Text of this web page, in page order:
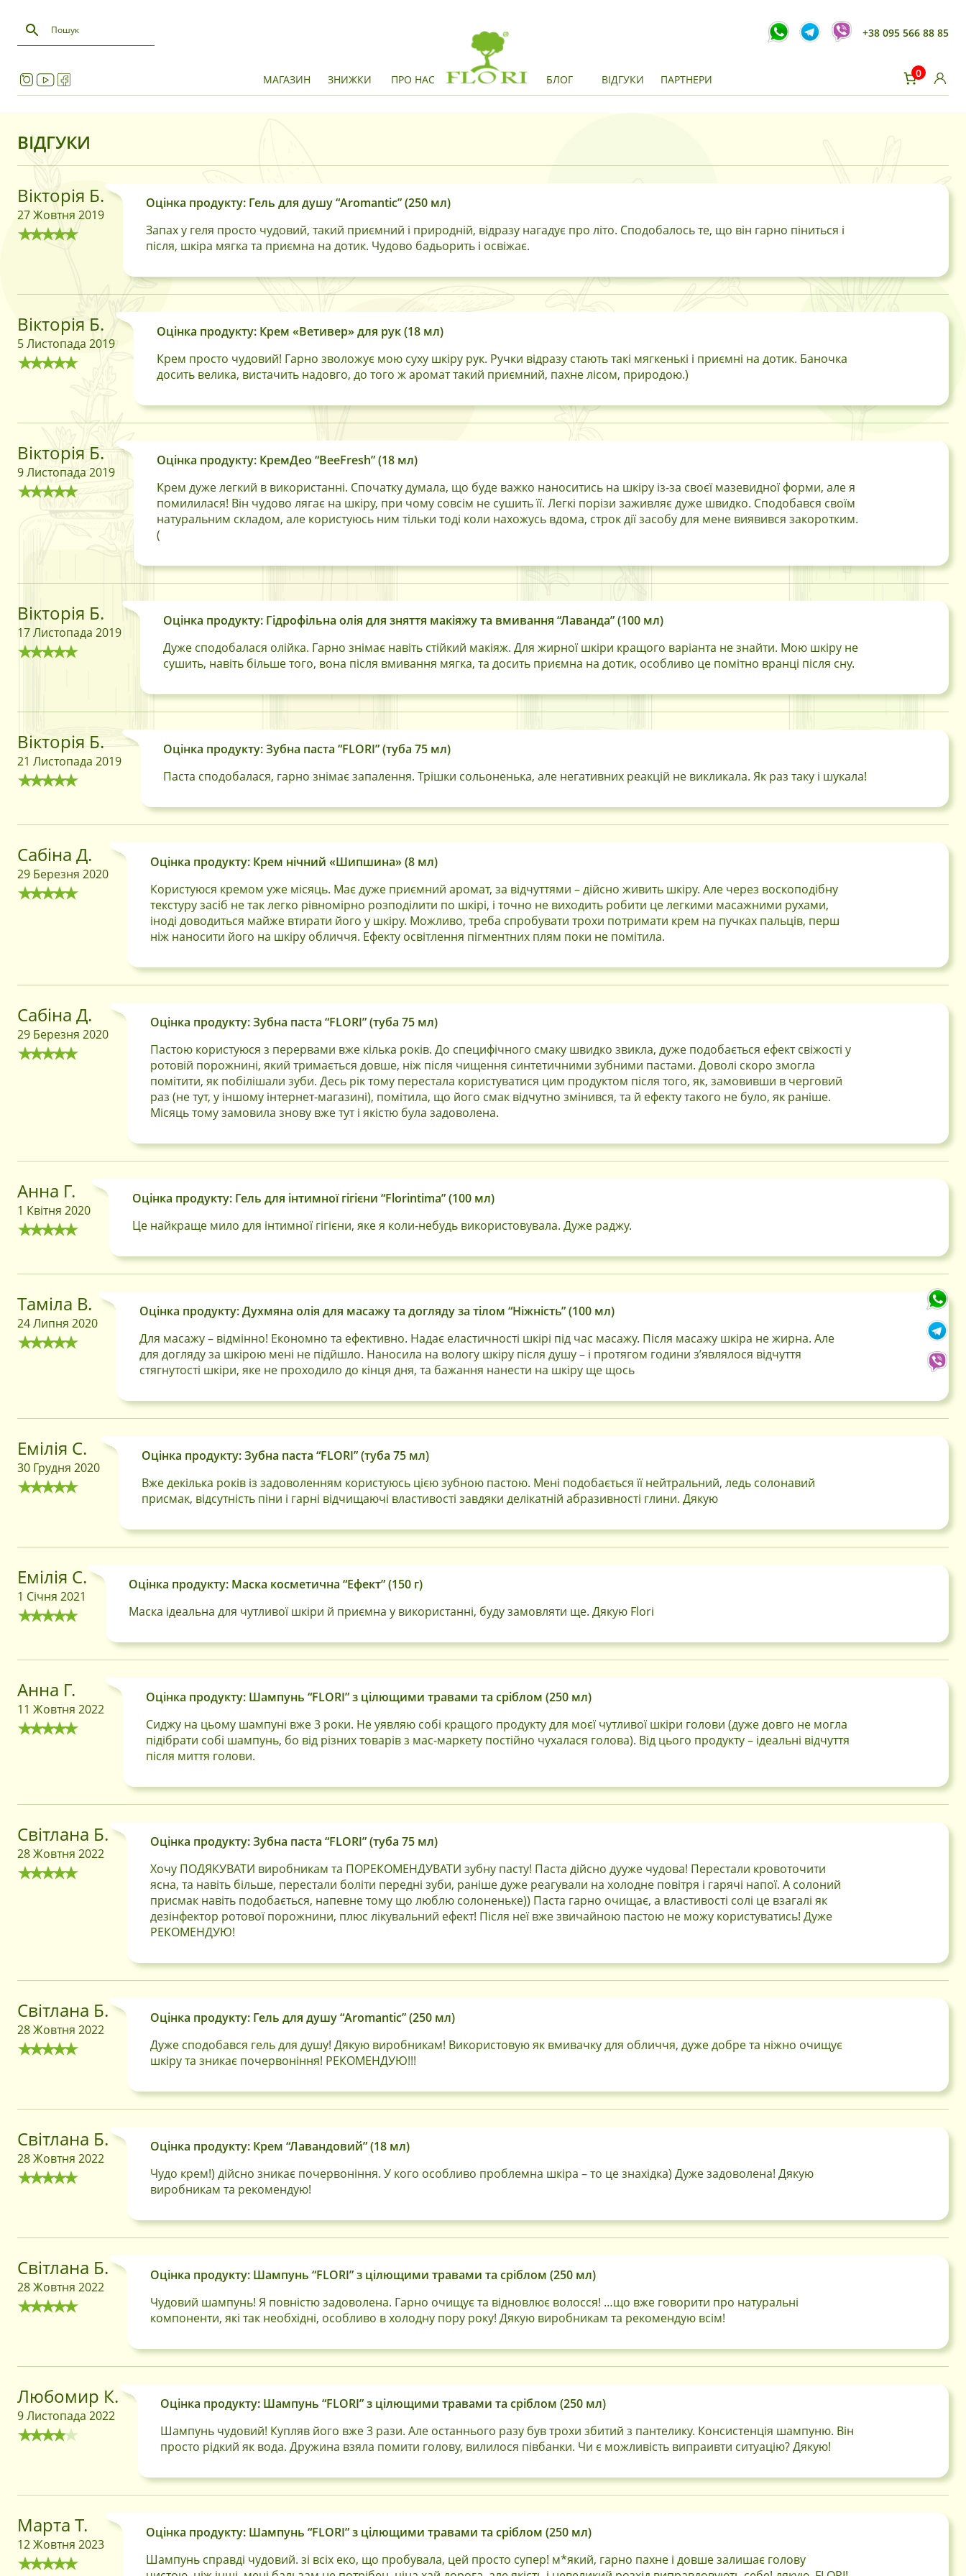
+38 095 566 88 85
МАГАЗИН ЗНИЖКИ ПРО НАС БЛОГ ВІДГУКИ ПАРТНЕРИ 0
ВІДГУКИ
Вікторія Б.
27 Жовтня 2019
Оцінка продукту: Гель для душу “Aromantic” (250 мл)
Запах у геля просто чудовий, такий приємний і природній, відразу нагадує про літо. Сподобалось те, що він гарно піниться і
після, шкіра мягка та приємна на дотик. Чудово бадьорить і освіжає.
Вікторія Б.
5 Листопада 2019
Оцінка продукту: Крем «Ветивер» для рук (18 мл)
Крем просто чудовий! Гарно зволожує мою суху шкіру рук. Ручки відразу стають такі мягкенькі і приємні на дотик. Баночка
досить велика, вистачить надовго, до того ж аромат такий приємний, пахне лісом, природою.)
Вікторія Б.
9 Листопада 2019
Оцінка продукту: КремДео “BeeFresh” (18 мл)
Крем дуже легкий в використанні. Спочатку думала, що буде важко наноситись на шкіру із-за своєї мазевидної форми, але я
помилилася! Він чудово лягає на шкіру, при чому совсім не сушить її. Легкі порізи заживляє дуже швидко. Сподобався своїм
натуральним складом, але користуюсь ним тільки тоді коли нахожусь вдома, строк дії засобу для мене виявився закоротким.
(
Вікторія Б.
17 Листопада 2019
Оцінка продукту: Гідрофільна олія для зняття макіяжу та вмивання “Лаванда” (100 мл)
Дуже сподобалася олійка. Гарно знімає навіть стійкий макіяж. Для жирної шкіри кращого варіанта не знайти. Мою шкіру не
сушить, навіть більше того, вона після вмивання мягка, та досить приємна на дотик, особливо це помітно вранці після сну.
Вікторія Б.
21 Листопада 2019
Оцінка продукту: Зубна паста “FLORI” (туба 75 мл)
Паста сподобалася, гарно знімає запалення. Трішки сольоненька, але негативних реакцій не викликала. Як раз таку і шукала!
Сабіна Д.
29 Березня 2020
Оцінка продукту: Крем нічний «Шипшина» (8 мл)
Користуюся кремом уже місяць. Має дуже приємний аромат, за відчуттями – дійсно живить шкіру. Але через воскоподібну
текстуру засіб не так легко рівномірно розподілити по шкірі, і точно не виходить робити це легкими масажними рухами,
іноді доводиться майже втирати його у шкіру. Можливо, треба спробувати трохи потримати крем на пучках пальців, перш
ніж наносити його на шкіру обличчя. Ефекту освітлення пігментних плям поки не помітила.
Сабіна Д.
29 Березня 2020
Оцінка продукту: Зубна паста “FLORI” (туба 75 мл)
Пастою користуюся з перервами вже кілька років. До специфічного смаку швидко звикла, дуже подобається ефект свіжості у
ротовій порожнині, який тримається довше, ніж після чищення синтетичними зубними пастами. Доволі скоро змогла
помітити, як побілішали зуби. Десь рік тому перестала користуватися цим продуктом після того, як, замовивши в черговий
раз (не тут, у іншому інтернет-магазині), помітила, що його смак відчутно змінився, та й ефекту такого не було, як раніше.
Місяць тому замовила знову вже тут і якістю була задоволена.
Анна Г.
1 Квітня 2020
Оцінка продукту: Гель для інтимної гігієни “Florintima” (100 мл)
Це найкраще мило для інтимної гігієни, яке я коли-небудь використовувала. Дуже раджу.
Таміла В.
24 Липня 2020
Оцінка продукту: Духмяна олія для масажу та догляду за тілом “Ніжність” (100 мл)
Для масажу – відмінно! Економно та ефективно. Надає еластичності шкірі під час масажу. Після масажу шкіра не жирна. Але
для догляду за шкірою мені не підйшло. Наносила на вологу шкіру після душу – і протягом години з’являлося відчуття
стягнутості шкіри, яке не проходило до кінця дня, та бажання нанести на шкіру ще щось
Емілія С.
30 Грудня 2020
Оцінка продукту: Зубна паста “FLORI” (туба 75 мл)
Вже декілька років із задоволенням користуюсь цією зубною пастою. Мені подобається її нейтральний, ледь солонавий
присмак, відсутність піни і гарні відчищаючі властивості завдяки делікатній абразивності глини. Дякую
Емілія С.
1 Січня 2021
Оцінка продукту: Маска косметична “Ефект” (150 г)
Маска ідеальна для чутливої шкіри й приємна у використанні, буду замовляти ще. Дякую Flori
Анна Г.
11 Жовтня 2022
Оцінка продукту: Шампунь “FLORI” з цілющими травами та сріблом (250 мл)
Сиджу на цьому шампуні вже 3 роки. Не уявляю собі кращого продукту для моєї чутливої шкіри голови (дуже довго не могла
підібрати собі шампунь, бо від різних товарів з мас-маркету постійно чухалася голова). Від цього продукту – ідеальні відчуття
після миття голови.
Світлана Б.
28 Жовтня 2022
Оцінка продукту: Зубна паста “FLORI” (туба 75 мл)
Хочу ПОДЯКУВАТИ виробникам та ПОРЕКОМЕНДУВАТИ зубну пасту! Паста дійсно дууже чудова! Перестали кровоточити
ясна, та навіть більше, перестали боліти передні зуби, раніше дуже реагували на холодне повітря і гарячі напої. А солоний
присмак навіть подобається, напевне тому що люблю солоненьке)) Паста гарно очищає, а властивості солі це взагалі як
дезінфектор ротової порожнини, плюс лікувальний ефект! Після неї вже звичайною пастою не можу користуватись! Дуже
РЕКОМЕНДУЮ!
Світлана Б.
28 Жовтня 2022
Оцінка продукту: Гель для душу “Aromantic” (250 мл)
Дуже сподобався гель для душу! Дякую виробникам! Використовую як вмивачку для обличчя, дуже добре та ніжно очищує
шкіру та зникає почервоніння! РЕКОМЕНДУЮ!!!
Світлана Б.
28 Жовтня 2022
Оцінка продукту: Крем “Лавандовий” (18 мл)
Чудо крем!) дійсно зникає почервоніння. У кого особливо проблемна шкіра – то це знахідка) Дуже задоволена! Дякую
виробникам та рекомендую!
Світлана Б.
28 Жовтня 2022
Оцінка продукту: Шампунь “FLORI” з цілющими травами та сріблом (250 мл)
Чудовий шампунь! Я повністю задоволена. Гарно очищує та відновлює волосся! …що вже говорити про натуральні
компоненти, які так необхідні, особливо в холодну пору року! Дякую виробникам та рекомендую всім!
Любомир К.
9 Листопада 2022
Оцінка продукту: Шампунь “FLORI” з цілющими травами та сріблом (250 мл)
Шампунь чудовий! Купляв його вже 3 рази. Але останнього разу був трохи збитий з пантелику. Консистенція шампуню. Він
просто рідкий як вода. Дружина взяла помити голову, вилилося півбанки. Чи є можливість випраивти ситуацію? Дякую!
Марта Т.
12 Жовтня 2023
Оцінка продукту: Шампунь “FLORI” з цілющими травами та сріблом (250 мл)
Шампунь справді чудовий. зі всіх еко, що пробувала, цей просто супер! м*який, гарно пахне і довше залишає голову
Продовжити
Facebook Google
Тільки покупці, які увійшли на сайт і вже купили цей
товар, можуть залишати відгуки.